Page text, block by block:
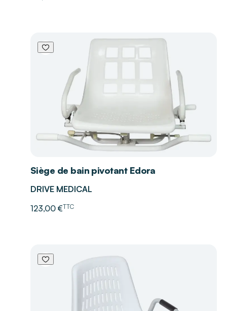
Siège de bain pivotant Edora
DRIVE MEDICAL
123,00 €TTC